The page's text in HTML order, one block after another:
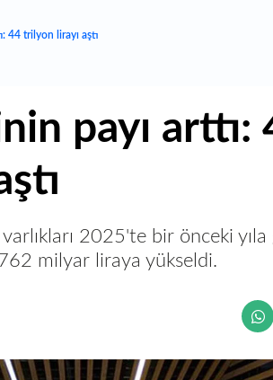
44 trilyon lirayı aştı
payı arttı:
varlıkları 2025'te bir önceki yıla
milyar liraya yükseldi.